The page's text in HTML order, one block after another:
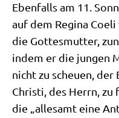
Eben­falls am 11.
auf dem Regi­na
die Got­tes­mut­ter,
indem er die jun­gen
nicht zu scheu­en, der
Chri­sti, des Herrn, zu
die „alle­samt eine